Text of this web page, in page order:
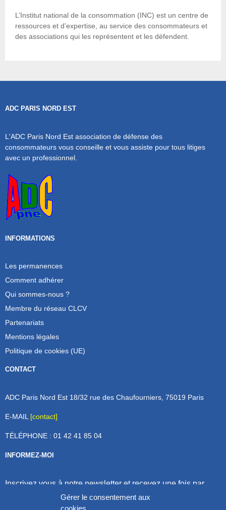
Gérer le consentement aux
cookies
L’Institut national de la consommation (INC) est un centre de
ressources et d’expertise, au service des consommateurs et
des associations qui les représentent et les défendent.
ADC PARIS NORD EST
L'ADC Paris Nord Est association de défense des
consommateurs vous conseille et vous assiste pour tous litiges
avec un professionnel.
INFORMATIONS
Les permanences
Comment adhérer
Qui sommes-nous ?
Membre du réseau CLCV
Partenariats
Mentions légales
Politique de cookies (UE)
CONTACT
ADC Paris Nord Est 18/32 rue des Chaufourniers, 75019 Paris
E-MAIL [contact]
TÉLÉPHONE : 01 42 41 85 04
INFORMEZ-MOI
Inscrivez vous à notre newsletter et recevez une fois par
mois de nos nouvelles, aucun spam (on promet).